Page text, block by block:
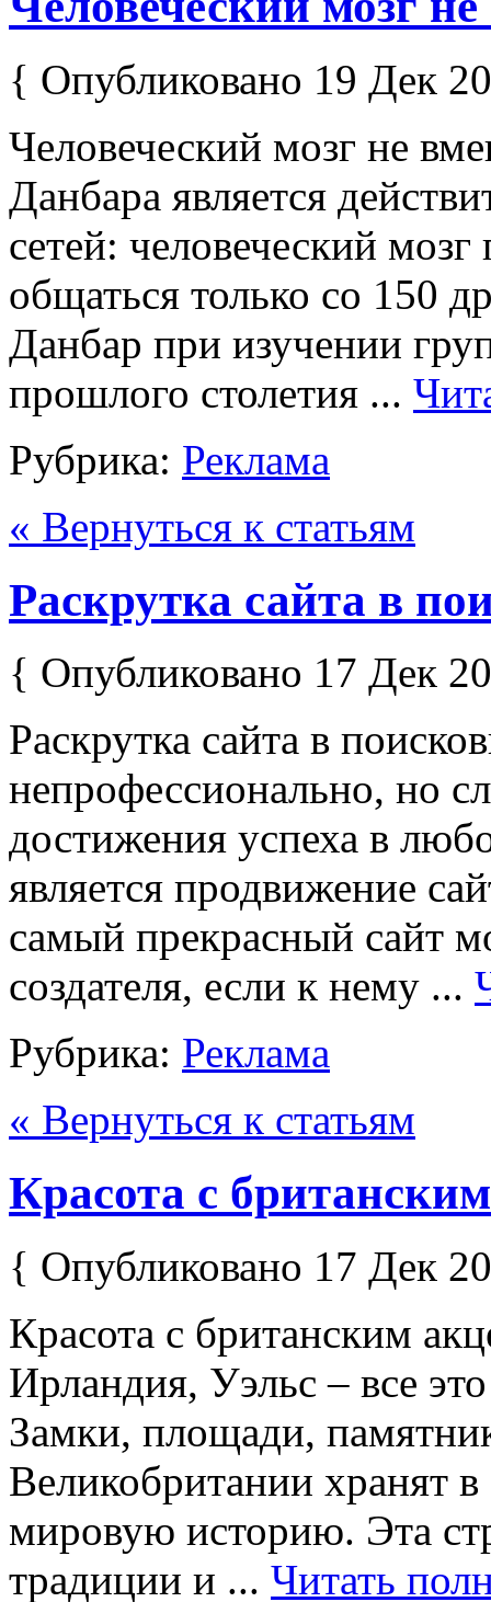
{ Опубликовано 19 Дек
Человеческий мозг не
Данбара является
сетей: человеческий
общаться только со 150
Данбар при изучении
прошлого столетия ...
Рубрика: Реклама
« Вернуться к статьям
Раскрутка сайта в
{ Опубликовано 17 Дек
Раскрутка сайта в
непрофессионально, но
достижения успеха в
является продвижение
самый прекрасный сайт
создателя, если к нему ...
Рубрика: Реклама
« Вернуться к статьям
Красота с
{ Опубликовано 17 Дек
Красота с британским
Ирландия, Уэльс – все
Замки, площади,
Великобритании хранят
мировую историю. Эта
традиции и ... Читать